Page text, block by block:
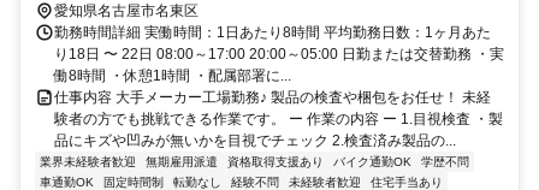
愛知県名古屋市名東区
勤務時間詳細 実働時間：1日あたり8時間 平均勤務日数：1ヶ月あた
り18日 〜 22日 08:00～17:00 20:00～05:00 日勤または交替勤務 ・実
働8時間 ・休憩1時間 ・配属部署に...
仕事内容 大手メーカー工場勤務♪ 製品の検査や梱包をお任せ！ 未経
験者の方でも挑戦できる作業です。 ー 作業の内容 ー 1.目視検査 ・製
品にキズや凹みが無いかを目視でチェック 2.検査済み製品の...
業界未経験者歓迎 無期雇用派遣 資格取得支援あり バイク通勤OK
学歴不問
車通勤OK
固定時間制 転勤なし 経験不問 未経験者歓迎
住宅手当あり